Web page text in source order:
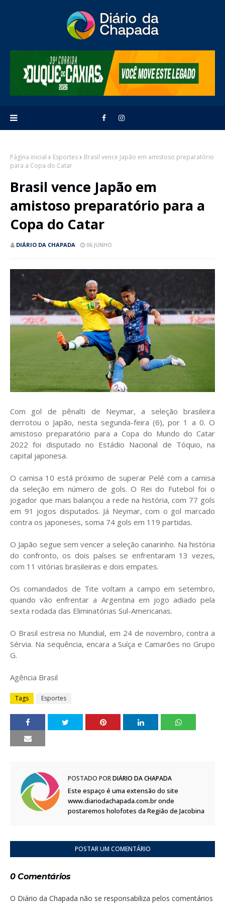
Página inicial Esportes
Brasil vence Japão em amistoso preparatório
para a Copa do Catar
Brasil vence Japão em
amistoso preparatório para a
Copa do Catar
DIÁRIO DA CHAPADA 06 JUNHO
Com gol de pênalti de Neymar, a seleção brasileira
derrotou o Japão, nesta segunda-feira (6), por 1 a 0. O
amistoso preparatório para a Copa do Mundo do Catar
2022 foi disputado no Estádio Nacional de Tóquio, na
capital japonesa.
O camisa 10 está próximo de superar Pelé com a camisa
da seleção em número de gols. O Rei do Futebol foi o
jogador que mais balançou a rede na história, com 77 gols
em 91 jogos disputados. Já Neymar, com o gol marcado
contra os japoneses, soma 74 gols em 119 partidas.
O Japão segue sem vencer a seleção canarinho. Na história
do confronto, os dois países se enfrentaram 13 vezes,
com 11 vitórias brasileiras e dois empates.
Os comandados de Tite voltam a campo em setembro,
quando vão enfrentar a Argentina em jogo adiado pela
sexta rodada das Eliminatórias Sul-Americanas.
O Brasil estreia no Mundial, em 24 de novembro, contra a
Sérvia. Na sequência, encara a Suíça e Camarões no Grupo
G.
Agência Brasil
Tags Esportes
POSTADO PORDIÁRIO DA CHAPADA
Este espaço é uma extensão do site
www.diariodachapada.com.br onde
postaremos holofotes da Região de Jacobina
POSTAR UM COMENTÁRIO
0 Comentários
O Diário da Chapada não se responsabiliza pelos comentários